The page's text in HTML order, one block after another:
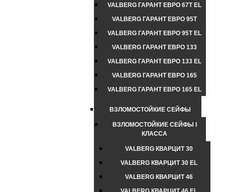
VALBERG ГАРАНТ ЕВРО 67T EL
VALBERG ГАРАНТ ЕВРО 95T
VALBERG ГАРАНТ ЕВРО 95T EL
VALBERG ГАРАНТ ЕВРО 133
VALBERG ГАРАНТ ЕВРО 133 EL
VALBERG ГАРАНТ ЕВРО 165
VALBERG ГАРАНТ ЕВРО 165 EL
ВЗЛОМОСТОЙКИЕ СЕЙФЫ
ВЗЛОМОСТОЙКИЕ СЕЙФЫ I
КЛАССА
VALBERG КВАРЦИТ 30
VALBERG КВАРЦИТ 30 EL
VALBERG КВАРЦИТ 46